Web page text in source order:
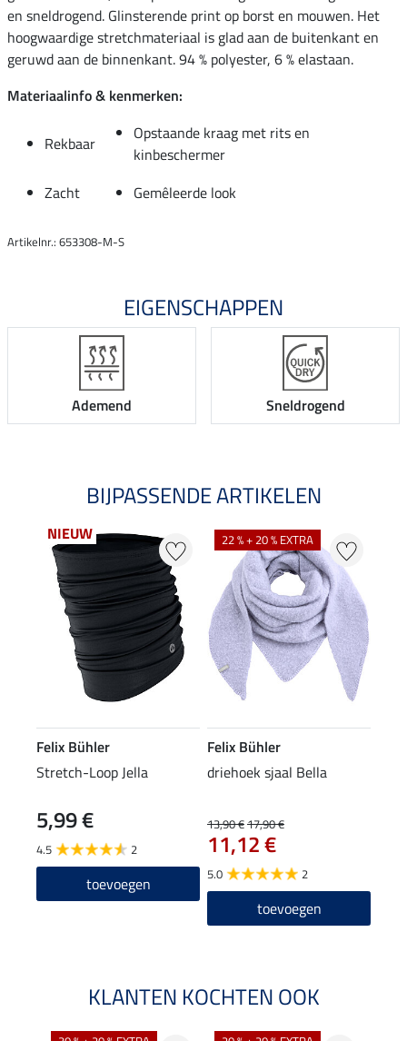
en sneldrogend. Glinsterende print op borst en mouwen. Het
hoogwaardige stretchmateriaal is glad aan de buitenkant en
geruwd aan de binnenkant. 94 % polyester, 6 % elastaan.
Materiaalinfo & kenmerken:
Rekbaar
Opstaande kraag met rits en
kinbeschermer
Zacht
Gemêleerde look
Artikelnr.: 653308-M-S
EIGENSCHAPPEN
Ademend Sneldrogend
BIJPASSENDE ARTIKELEN
NIEUW
Felix Bühler
Stretch-Loop Jella
5,99 €
4.5 2
toevoegen
22 % + 20 % EXTRA
Felix Bühler
driehoek sjaal Bella
13,90 €17,90 €
11,12 €
5.0 2
toevoegen
KLANTEN KOCHTEN OOK